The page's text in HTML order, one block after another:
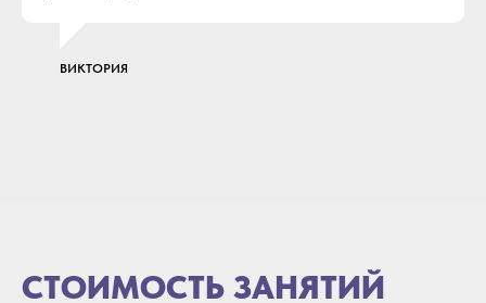
ВИКТОРИЯ
СТОИМОСТЬ ЗАНЯТИЙ